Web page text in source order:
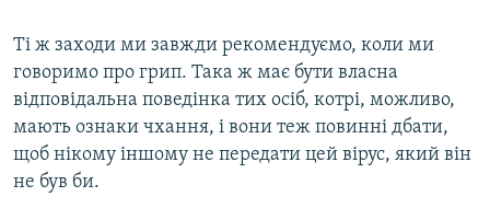
Ті ж заходи ми завжди рекомендуємо, коли ми
говоримо про грип. Така ж має бути власна
відповідальна поведінка тих осіб, котрі, можливо,
мають ознаки чхання, і вони теж повинні дбати,
щоб нікому іншому не передати цей вірус, який він
не був би.